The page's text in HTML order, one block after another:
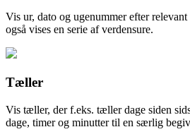
Vis ur, dato og ugenummer efter
også vises en serie af verdensure.
Tæller
Vis tæller, der f.eks. tæller dage siden
dage, timer og minutter til en særlig